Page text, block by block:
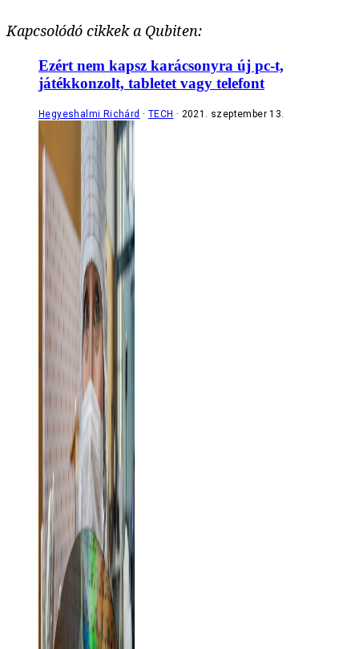
Kapcsolódó cikkek a Qubiten:
Ezért nem kapsz karácsonyra új pc-t,
játékkonzolt, tabletet vagy telefont
Hegyeshalmi Richárd TECH 2021. szeptember 13.